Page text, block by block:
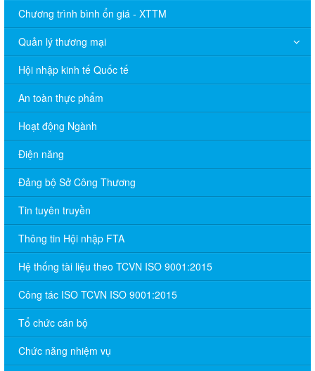
Chương trình bình ổn giá - XTTM
Quản lý thương mại
Hội nhập kinh tế Quốc tế
An toàn thực phẩm
Hoạt động Ngành
Điện năng
Đảng bộ Sở Công Thương
Tin tuyên truyền
Thông tin Hội nhập FTA
Hệ thống tài liệu theo TCVN ISO 9001:2015
Công tác ISO TCVN ISO 9001:2015
Tổ chức cán bộ
Chức năng nhiệm vụ